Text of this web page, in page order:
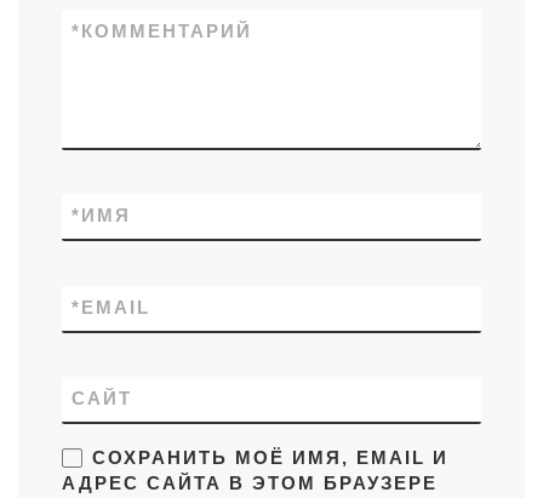
КОММЕНТАРИЙ
*
ИМЯ
*
EMAIL
*
САЙТ
СОХРАНИТЬ МОЁ ИМЯ, EMAIL И
АДРЕС САЙТА В ЭТОМ БРАУЗЕРЕ